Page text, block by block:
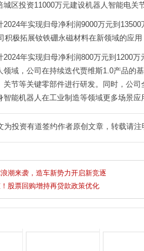
区投资11000万元建设机器人智能电关
2024年实现归母净利润9000万元到
积极拓展钕铁硼永磁材料在新领域的应
2024年实现归母净利润800万元到1200
领域，公司在持续迭代贾维斯1.0产品的
关节等关键零部件进行研发。同时，公
智能机器人在工业制造等领域更多场景应
为投资有道签约作者原创文章，转载请
潮来袭，造车新势力开启新竞逐
股票回购增持再贷款政策优化